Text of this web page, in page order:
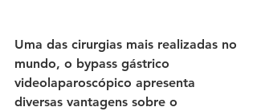
Uma das cirurgias mais realizadas no
mundo, o bypass gástrico
videolaparoscópico apresenta
diversas vantagens sobre o